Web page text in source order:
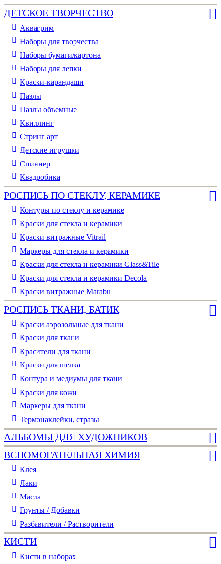
ДЕТСКОЕ ТВОРЧЕСТВО
Аквагрим
Наборы для творчества
Наборы бумаги/картона
Наборы для лепки
Краски-карандаши
Пазлы
Пазлы объемные
Квиллинг
Стринг арт
Детские игрушки
Спиннер
Квадробика
РОСПИСЬ ПО СТЕКЛУ, КЕРАМИКЕ
Контуры по стеклу и керамике
Краски для стекла и керамики
Краски витражные Vitrail
Маркеры для стекла и керамики
Краски для стекла и керамики Glass&Tile
Краски для стекла и керамики Decola
Краски витражные Marabu
РОСПИСЬ ТКАНИ, БАТИК
Краски аэрозольные для ткани
Краски для ткани
Красители для ткани
Краски для шелка
Контура и медиумы для ткани
Краски для кожи
Маркеры для ткани
Термонаклейки, стразы
АЛЬБОМЫ ДЛЯ ХУДОЖНИКОВ
ВСПОМОГАТЕЛЬНАЯ ХИМИЯ
Клея
Лаки
Масла
Грунты / Добавки
Разбавители / Растворители
КИСТИ
Кисти в наборах